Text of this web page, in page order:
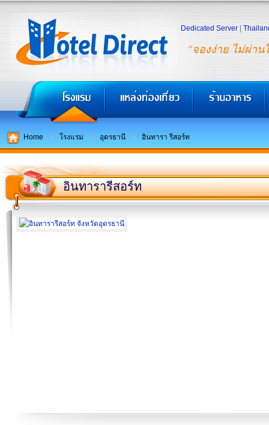
"จองง่าย ไม่ผ่าน
Dedicated Server
Home โรงแรม อุดรธานี อินทารา รีสอร์ท
อินทารารีสอร์ท